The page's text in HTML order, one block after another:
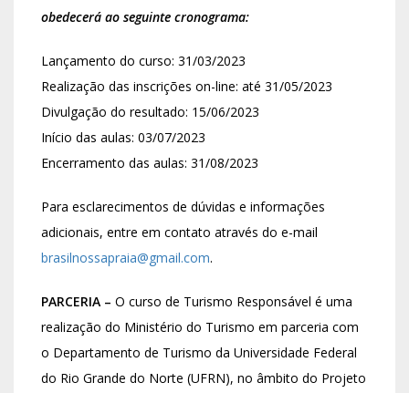
obedecerá ao seguinte cronograma:
Lançamento do curso: 31/03/2023
Realização das inscrições on-line: até 31/05/2023
Divulgação do resultado: 15/06/2023
Início das aulas: 03/07/2023
Encerramento das aulas: 31/08/2023
Para esclarecimentos de dúvidas e informações
adicionais, entre em contato através do e-mail
brasilnossapraia@gmail.com.
PARCERIA – O curso de Turismo Responsável é uma
realização do Ministério do Turismo em parceria com
o Departamento de Turismo da Universidade Federal
do Rio Grande do Norte (UFRN), no âmbito do Projeto